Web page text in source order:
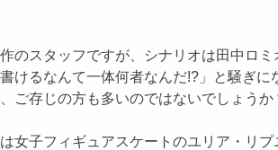
のスタッフですが、シナリオは田中ロ
けるなんて一体何者なんだ!?」と騒ぎ
ご存じの方も多いのではないでしょうか
女子フィギュアスケートのユリア・リ